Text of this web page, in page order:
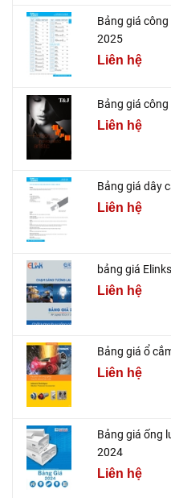
Bảng giá
2025
Liên hệ
Bảng giá
Liên hệ
Bảng giá dây
Liên hệ
bảng giá Elinks
Liên hệ
Bảng giá ổ
Liên hệ
Bảng giá ống
2024
Liên hệ